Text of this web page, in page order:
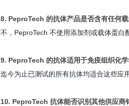
8. PeproTech 的抗体产品是否含有任何
不，PeproTech 不使用添加剂或载体蛋白
9. PeproTech 的抗体适用于免疫组织化
迄今为止已测试的所有抗体均适合这些应用
10. PeproTech 抗体能否识别其他供应商